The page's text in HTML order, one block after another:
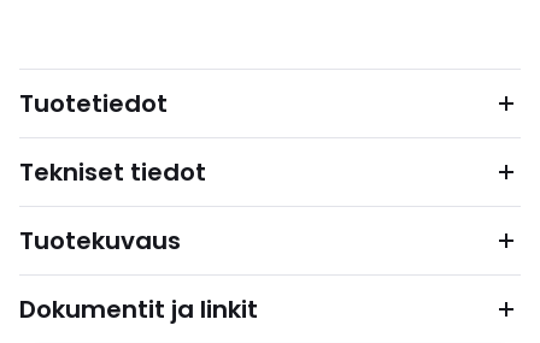
Tuotetiedot
Tekniset tiedot
Tuotekuvaus
Dokumentit ja linkit